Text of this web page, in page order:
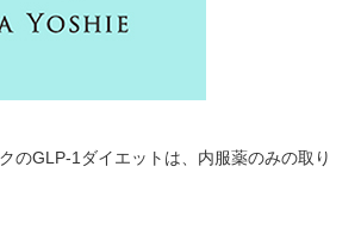
のGLP-1ダイエットは、内服薬のみの取り